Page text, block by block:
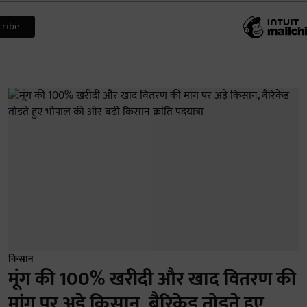
किसान
मूंग की 100% खरीदी और खाद वितरण की